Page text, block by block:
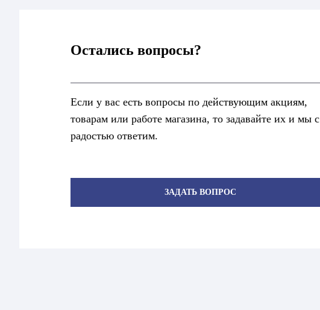
Остались вопросы?
Если у вас есть вопросы по действующим акциям,
товарам или работе магазина, то задавайте их и мы с
радостью ответим.
ЗАДАТЬ ВОПРОС